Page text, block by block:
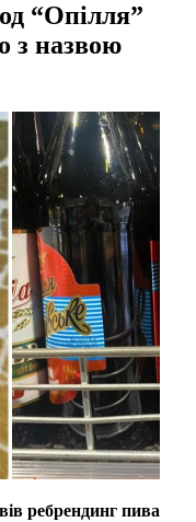
“Опілля”
з назвою
ребрендинг пива